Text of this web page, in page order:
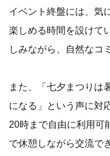
イベント終盤には、気
楽しめる時間を設けて
しみながら、自然なコ
また、「七夕まつりは
になる」という声に対
20時まで自由に利用可
で休憩しながら交流で